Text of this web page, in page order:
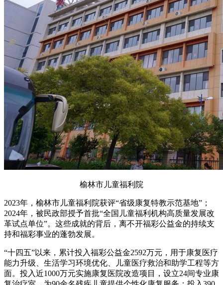
榆林市儿童福利院
2023年，榆林市儿童福利院获评“省级康复特教示范基地”；
2024年，被民政部授予首批“全国儿童福利机构高质量发展改
革试点单位”。这些成就的背后，离不开福彩公益金的持续支
持和福彩事业的蓬勃发展。
“十四五”以来，累计投入福彩公益金2592万元，用于康复医疗
能力升级、生活学习环境优化、儿童医疗救治和助学工程等方
面。投入近1000万元实施康复医院改造项目，设立24间专业康